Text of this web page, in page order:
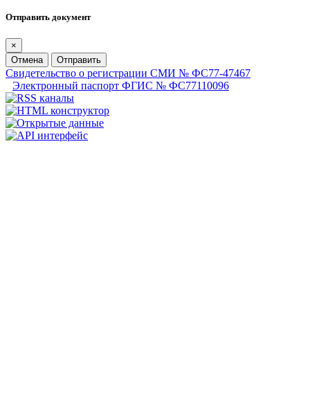
Отправить документ
×
Отмена
Отправить
Свидетельство о регистрации СМИ № ФС77-47467
Электронный паспорт ФГИС № ФС77110096